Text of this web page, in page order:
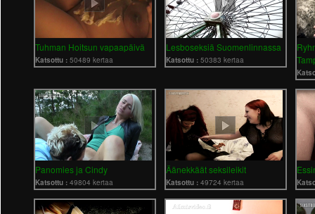
Tuhman Hoitsun vapaapäivä
Katsottu :50489 kertaa
Lesboseksiä Suomenlinnassa
Katsottu :50383 kertaa
Panomies ja Cindy
Katsottu :49804 kertaa
Äänekkäät seksileikit
Katsottu :49724 kertaa